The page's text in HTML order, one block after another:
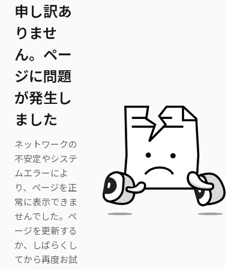
申し訳あ
りませ
ん。ペー
ジに問題
が発生し
ました
ネットワークの
不安定やシステ
ムエラーによ
り、ページを正
常に表示できま
せんでした。ペ
ージを更新する
か、しばらくし
てから再度お試